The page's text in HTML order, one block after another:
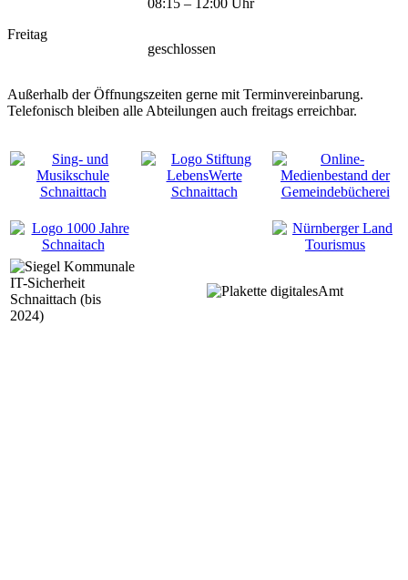
Freitag
geschlossen
Außerhalb der Öffnungszeiten gerne mit Terminvereinbarung.
Telefonisch bleiben alle Abteilungen auch freitags erreichbar.